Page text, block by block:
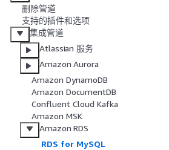
删除管道
支持的插件和选项
集成管道
Atlassian 服务
Amazon Aurora
Amazon DynamoDB
Amazon DocumentDB
Confluent Cloud Kafka
Amazon MSK
Amazon RDS
RDS for MySQL